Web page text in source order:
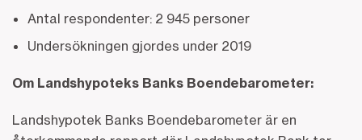
Antal respondenter: 2 945 personer
Undersökningen gjordes under 2019
Om Landshypoteks Banks Boendebarometer:
Landshypotek Banks Boendebarometer är en